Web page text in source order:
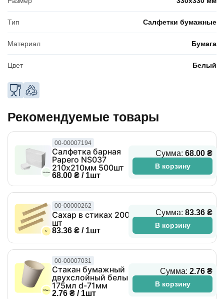
Тип Салфетки бумажные
Материал Бумага
Цвет Белый
Рекомендуемые товары
00-00007194
Салфетка барная
Papero NS037
210х210мм 500шт
68.00 ₴ / 1шт
Сумма: 68.00 ₴
В корзину
00-00000262
Сахар в стиках 200
шт
83.36 ₴ / 1шт
Сумма: 83.36 ₴
В корзину
00-00007031
Стакан бумажный
двухслойный белый
175мл d-71мм
2.76 ₴ / 1шт
Сумма: 2.76 ₴
В корзину